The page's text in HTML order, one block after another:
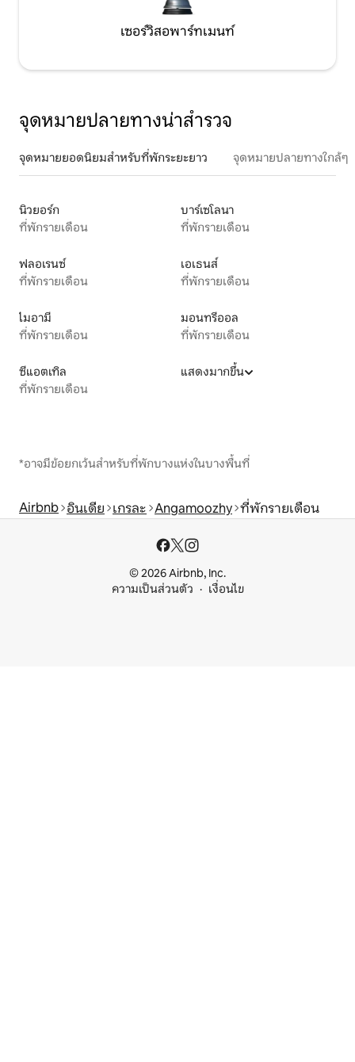
เซอร์วิสอพาร์ทเมนท์
จุดหมายปลายทางน่าสำรวจ
จุดหมายยอดนิยมสำหรับที่พักระยะยาว จุดหมายปลายทางใกล้ๆ
นิวยอร์ก
ที่พักรายเดือน
บาร์เซโลนา
ที่พักรายเดือน
ฟลอเรนซ์
ที่พักรายเดือน
เอเธนส์
ที่พักรายเดือน
ไมอามี
ที่พักรายเดือน
มอนทรีออล
ที่พักรายเดือน
ซีแอตเทิล
ที่พักรายเดือน
แสดงมากขึ้น
*อาจมีข้อยกเว้นสำหรับที่พักบางแห่งในบางพื้นที่
Airbnb อินเดีย เกรละ Angamoozhy ที่พักรายเดือน
© 2026 Airbnb, Inc.
ความเป็นส่วนตัว
เงื่อนไข